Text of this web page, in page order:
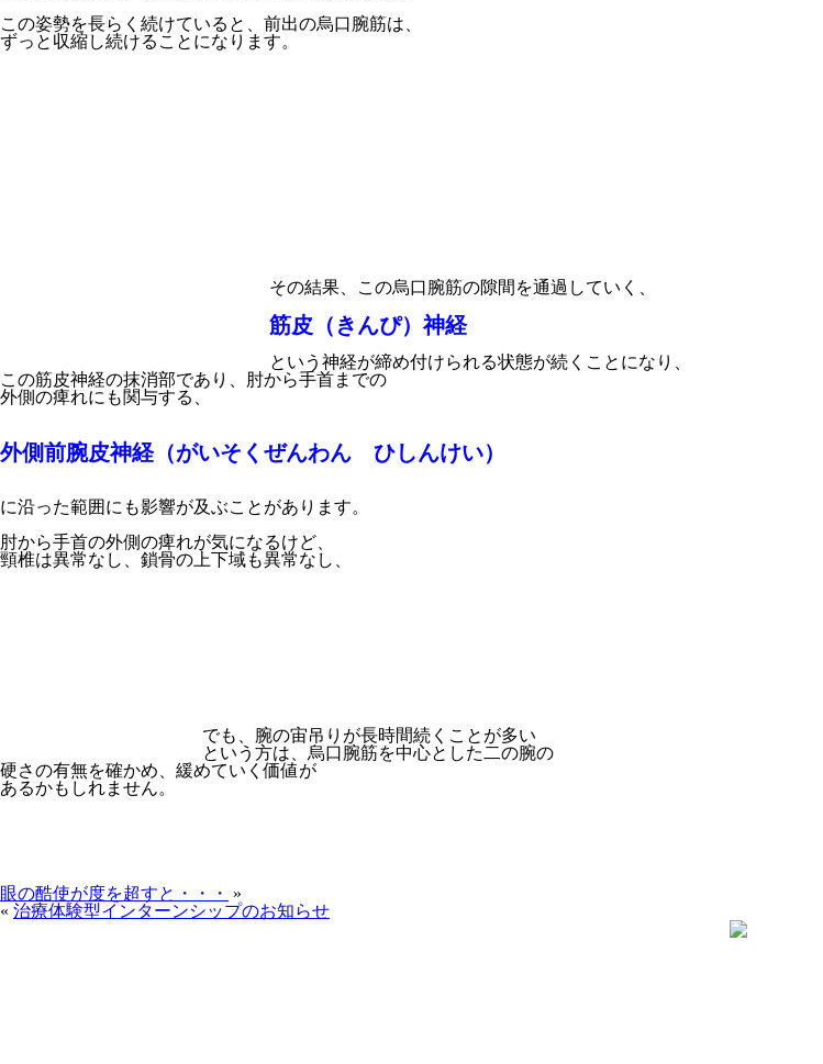
この姿勢を長らく続けていると、前出の烏口腕筋は、
ずっと収縮し続けることになります。
その結果、この烏口腕筋の隙間を通過していく、
筋皮（きんぴ）神経
という神経が締め付けられる状態が続くことになり、
この筋皮神経の抹消部であり、肘から手首までの
外側の痺れにも関与する、
外側前腕皮神経（がいそくぜんわん ひしんけい）
に沿った範囲にも影響が及ぶことがあります。
肘から手首の外側の痺れが気になるけど、
頸椎は異常なし、鎖骨の上下域も異常なし、
でも、腕の宙吊りが長時間続くことが多い
という方は、烏口腕筋を中心とした二の腕の
硬さの有無を確かめ、緩めていく価値が
あるかもしれません。
眼の酷使が度を超すと・・・
»
« 治療体験型インターンシップのお知らせ